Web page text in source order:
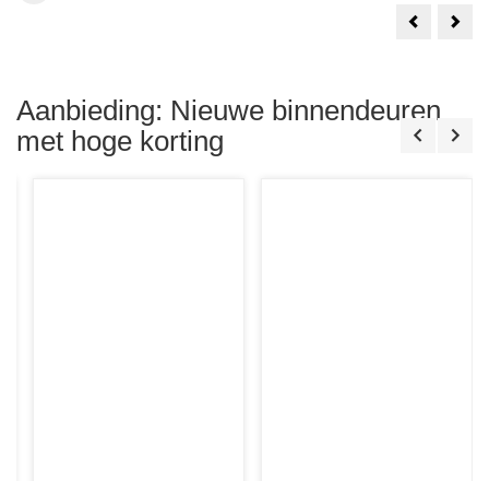
Theuma
VOLSPAAN
RAL
9010
Wit
Aanbieding: Nieuwe binnendeuren
met hoge korting